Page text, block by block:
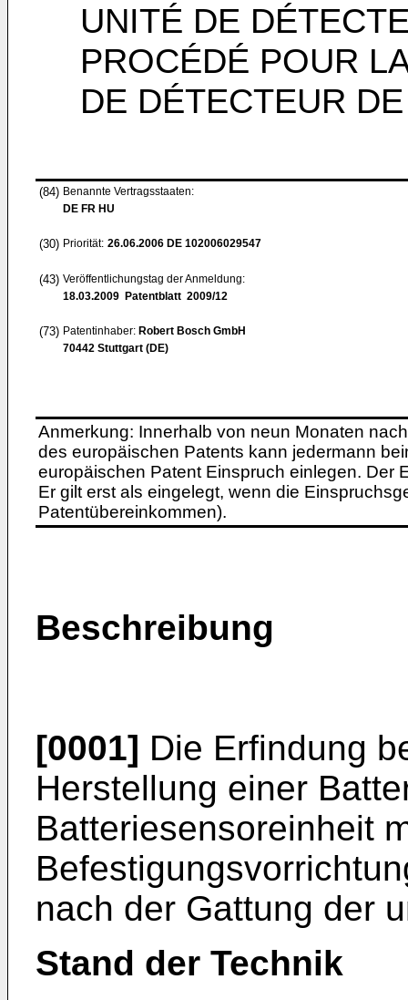
UNITÉ DE
PROCÉDÉ POUR
DE DÉTECTEUR
(84) Benannte Vertragsstaaten:
DE FR HU
(30) Priorität: 26.06.2006 DE 102006029547
(43) Veröffentlichungstag der Anmeldung:
18.03.2009 Patentblatt 2009/12
(73) Patentinhaber: Robert Bosch GmbH
70442 Stuttgart (DE)
Anmerkung: Innerhalb von neun Monaten
des europäischen Patents kann jedermann
europäischen Patent Einspruch einlegen. Der
Er gilt erst als eingelegt, wenn die
Patentübereinkommen).
Beschreibung
[0001] Die Erfindung
Herstellung einer
Batteriesensoreinheit
nach der Gattung der
Stand der Technik